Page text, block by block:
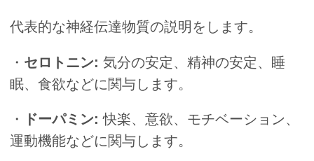
代表的な神経伝達物質の説明をします。
・ セロトニン: 気分の安定、精神の安定、睡
眠、食欲などに関与します。
・ ドーパミン: 快楽、意欲、モチベーション、
運動機能などに関与します。